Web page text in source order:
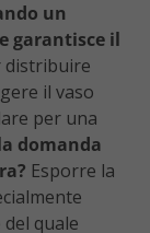
un
garantisce il
distribuire
il vaso
per una
domanda
Esporre la
quale